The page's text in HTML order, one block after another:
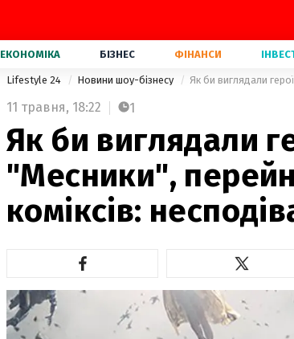
ЕКОНОМІКА БІЗНЕС ФІНАНСИ
Lifestyle 24 Новини шоу-бізнесу
11 травня, 18:22 1
Як би виглядали
"Месники",
коміксів: